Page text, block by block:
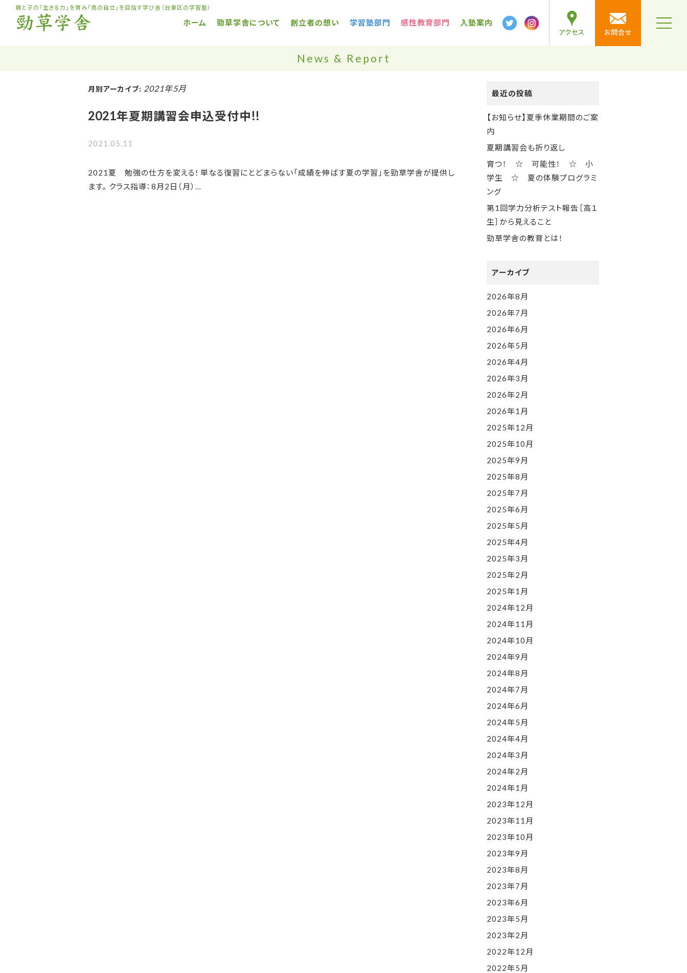
t
親と子の「生きる力」を育み「真の自立」を目指す学び舎（台東区の学習塾）
アクセス お問合せ
コ
ン
ス
ッ
ホーム 勁草学舎について 創立者の想い 学習塾部門 感性教育部門 入塾案内
News & Report
月別アーカイブ: 2021年5月
2021年夏期講習会申込受付中!!
2021.05.11
2021夏 勉強の仕方を変える! 単なる復習にとどまらない「成績を伸ばす夏の学習」を勁草学舎が提供し
ます。 クラス指導：8月2日（月）…
最近の投稿
【お知らせ】夏季休業期間のご案
内
夏期講習会も折り返し
育つ！ ☆ 可能性！ ☆ 小
学生 ☆ 夏の体験プログラミ
ング
第1回学力分析テスト報告［高１
生］から見えること
勁草学舎の教育とは！
アーカイブ
2026年8月
2026年7月
2026年6月
2026年5月
2026年4月
2026年3月
2026年2月
2026年1月
2025年12月
2025年10月
2025年9月
2025年8月
2025年7月
2025年6月
2025年5月
2025年4月
2025年3月
2025年2月
2025年1月
2024年12月
2024年11月
2024年10月
2024年9月
2024年8月
2024年7月
2024年6月
2024年5月
2024年4月
2024年3月
2024年2月
2024年1月
2023年12月
2023年11月
2023年10月
2023年9月
2023年8月
2023年7月
2023年6月
2023年5月
2023年2月
2022年12月
2022年5月
へ